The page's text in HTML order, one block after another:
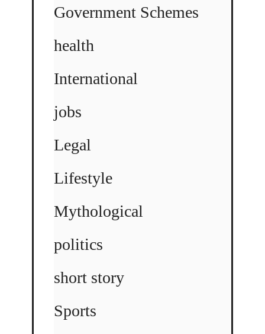
Government Schemes
health
International
jobs
Legal
Lifestyle
Mythological
politics
short story
Sports